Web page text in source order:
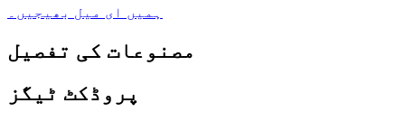
ہمیں ای میل بھیجیں۔
مصنوعات کی تفصیل
پروڈکٹ ٹیگز